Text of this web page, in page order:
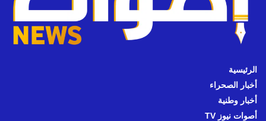
الرئيسية
أخبار الصحراء
أخبار وطنية
أصوات نيوز TV